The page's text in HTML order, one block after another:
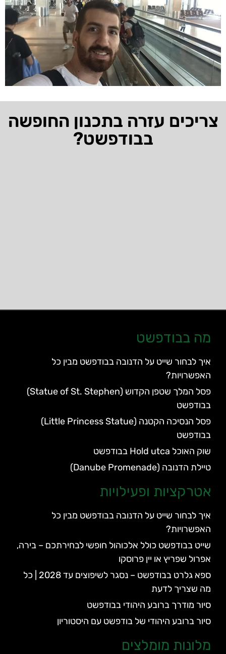
צריכים עזרה בתכנון החופשה
בבודפשט?
מה בבודפשט
איך לבחור שייט על הדנובה בבודפשט מבין כל
האפשרויות?
פסל המלך שטפן הקדוש (Statue of St. Stephen)
בבודפשט
פסל הנסיכה הקטנה (Little Princess Statue)
בבודפשט
שוק האוכל Hold utca בבודפשט
טיילת הדנובה (Danube Promenade)
אטרקציות ופעילויות
איך לבחור שייט על הדנובה בבודפשט מבין כל
האפשרויות?
שייט בבודפשט כולל אלכוהול חופשי לבחירתכם – בירה,
אפרול שפריץ או יין פרוסקו
ספא גלרט בבודפשט – נסגר לשיפוצים עד 2028 | כל
מה שצריך לדעת
סיור מודרך ברובע היהודי בבודפשט
סיור ברובע היהודי של בודפשט עם היסטוריון
מלונות מומלצים